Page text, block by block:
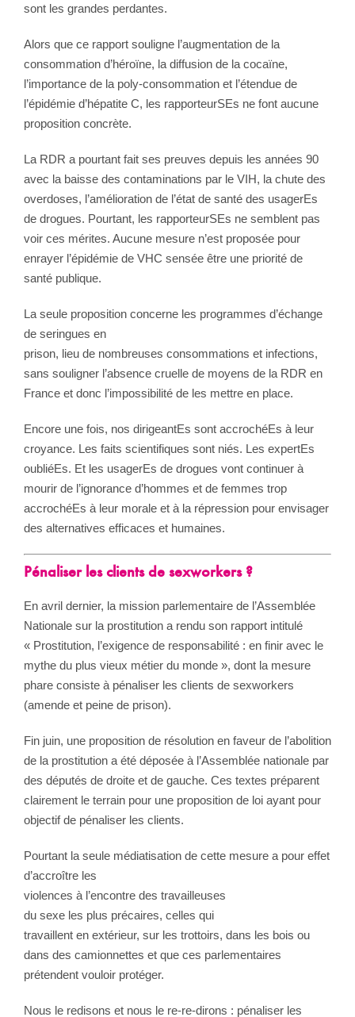
sont les grandes perdantes.
Alors que ce rapport souligne l’augmentation de la
consommation d’héroïne, la diffusion de la cocaïne,
l’importance de la poly-consommation et l’étendue de
l’épidémie d’hépatite C, les rapporteurSEs ne font aucune
proposition concrète.
La RDR a pourtant fait ses preuves depuis les années 90
avec la baisse des contaminations par le VIH, la chute des
overdoses, l’amélioration de l’état de santé des usagerEs
de drogues. Pourtant, les rapporteurSEs ne semblent pas
voir ces mérites. Aucune mesure n’est proposée pour
enrayer l’épidémie de VHC sensée être une priorité de
santé publique.
La seule proposition concerne les programmes d’échange
de seringues en
prison, lieu de nombreuses consommations et infections,
sans souligner l’absence cruelle de moyens de la RDR en
France et donc l’impossibilité de les mettre en place.
Encore une fois, nos dirigeantEs sont accrochéEs à leur
croyance. Les faits scientifiques sont niés. Les expertEs
oubliéEs. Et les usagerEs de drogues vont continuer à
mourir de l’ignorance d’hommes et de femmes trop
accrochéEs à leur morale et à la répression pour envisager
des alternatives efficaces et humaines.
Pénaliser les clients de sexworkers ?
En avril dernier, la mission parlementaire de l’Assemblée
Nationale sur la prostitution a rendu son rapport intitulé
« Prostitution, l’exigence de responsabilité : en finir avec le
mythe du plus vieux métier du monde », dont la mesure
phare consiste à pénaliser les clients de sexworkers
(amende et peine de prison).
Fin juin, une proposition de résolution en faveur de l’abolition
de la prostitution a été déposée à l’Assemblée nationale par
des députés de droite et de gauche. Ces textes préparent
clairement le terrain pour une proposition de loi ayant pour
objectif de pénaliser les clients.
Pourtant la seule médiatisation de cette mesure a pour effet
d’accroître les
violences à l’encontre des travailleuses
du sexe les plus précaires, celles qui
travaillent en extérieur, sur les trottoirs, dans les bois ou
dans des camionnettes et que ces parlementaires
prétendent vouloir protéger.
Nous le redisons et nous le re-re-dirons : pénaliser les